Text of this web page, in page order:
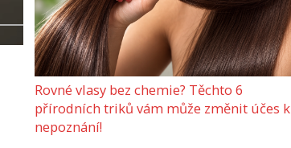
Rovné vlasy bez chemie? Těchto 6
přírodních triků vám může změnit účes k
nepoznání!